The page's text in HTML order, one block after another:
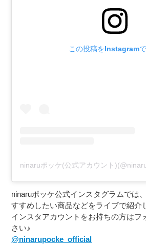
この投稿をInstagram
ninaruポッケ公式インスタグラムでは
すすめしたい商品などをライブで紹介
インスタアカウントをお持ちの方はフ
さい♪
@ninarupocke_official